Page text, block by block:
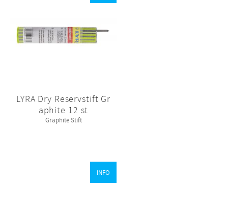
LYRA Dry Reservstift Gr
aphite 12 st
Graphite Stift
INFO